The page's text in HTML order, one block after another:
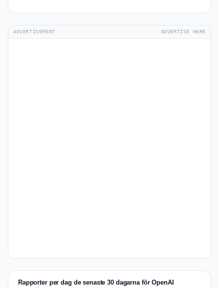
ADVERTISEMENT ADVERTISE HERE
Rapporter per dag de senaste 30 dagarna för OpenAI